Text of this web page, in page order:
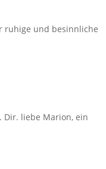
ruhige und besinnliche
Dir. liebe Marion, ein